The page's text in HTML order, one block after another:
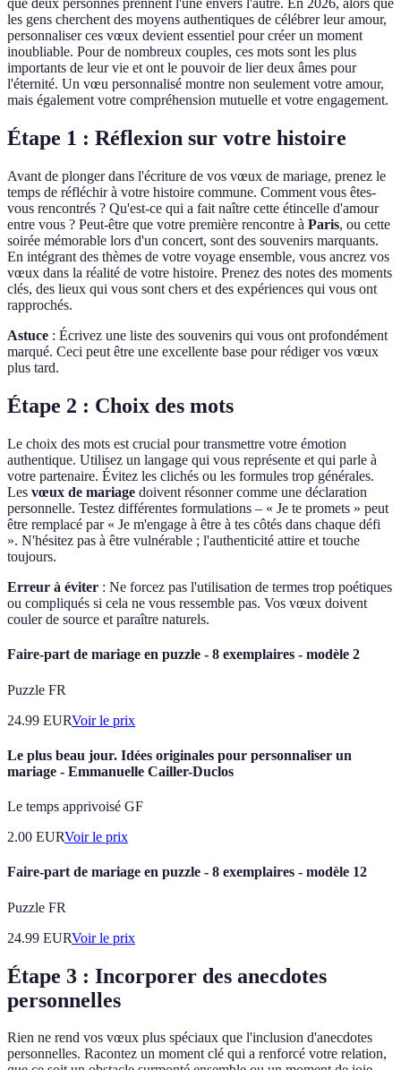
que deux personnes prennent l'une envers l'autre. En 2026, alors que
les gens cherchent des moyens authentiques de célébrer leur amour,
personnaliser ces vœux devient essentiel pour créer un moment
inoubliable. Pour de nombreux couples, ces mots sont les plus
importants de leur vie et ont le pouvoir de lier deux âmes pour
l'éternité. Un vœu personnalisé montre non seulement votre amour,
mais également votre compréhension mutuelle et votre engagement.
Étape 1 : Réflexion sur votre histoire
Avant de plonger dans l'écriture de vos vœux de mariage, prenez le
temps de réfléchir à votre histoire commune. Comment vous êtes-
vous rencontrés ? Qu'est-ce qui a fait naître cette étincelle d'amour
entre vous ? Peut-être que votre première rencontre à Paris, ou cette
soirée mémorable lors d'un concert, sont des souvenirs marquants.
En intégrant des thèmes de votre voyage ensemble, vous ancrez vos
vœux dans la réalité de votre histoire. Prenez des notes des moments
clés, des lieux qui vous sont chers et des expériences qui vous ont
rapprochés.
Astuce : Écrivez une liste des souvenirs qui vous ont profondément
marqué. Ceci peut être une excellente base pour rédiger vos vœux
plus tard.
Étape 2 : Choix des mots
Le choix des mots est crucial pour transmettre votre émotion
authentique. Utilisez un langage qui vous représente et qui parle à
votre partenaire. Évitez les clichés ou les formules trop générales.
Les vœux de mariage doivent résonner comme une déclaration
personnelle. Testez différentes formulations – « Je te promets » peut
être remplacé par « Je m'engage à être à tes côtés dans chaque défi
». N'hésitez pas à être vulnérable ; l'authenticité attire et touche
toujours.
Erreur à éviter : Ne forcez pas l'utilisation de termes trop poétiques
ou compliqués si cela ne vous ressemble pas. Vos vœux doivent
couler de source et paraître naturels.
Faire-part de mariage en puzzle - 8 exemplaires - modèle 2
Puzzle FR
24.99 EURVoir le prix
Le plus beau jour. Idées originales pour personnaliser un
mariage - Emmanuelle Cailler-Duclos
Le temps apprivoisé GF
2.00 EURVoir le prix
Faire-part de mariage en puzzle - 8 exemplaires - modèle 12
Puzzle FR
24.99 EURVoir le prix
Étape 3 : Incorporer des anecdotes
personnelles
Rien ne rend vos vœux plus spéciaux que l'inclusion d'anecdotes
personnelles. Racontez un moment clé qui a renforcé votre relation,